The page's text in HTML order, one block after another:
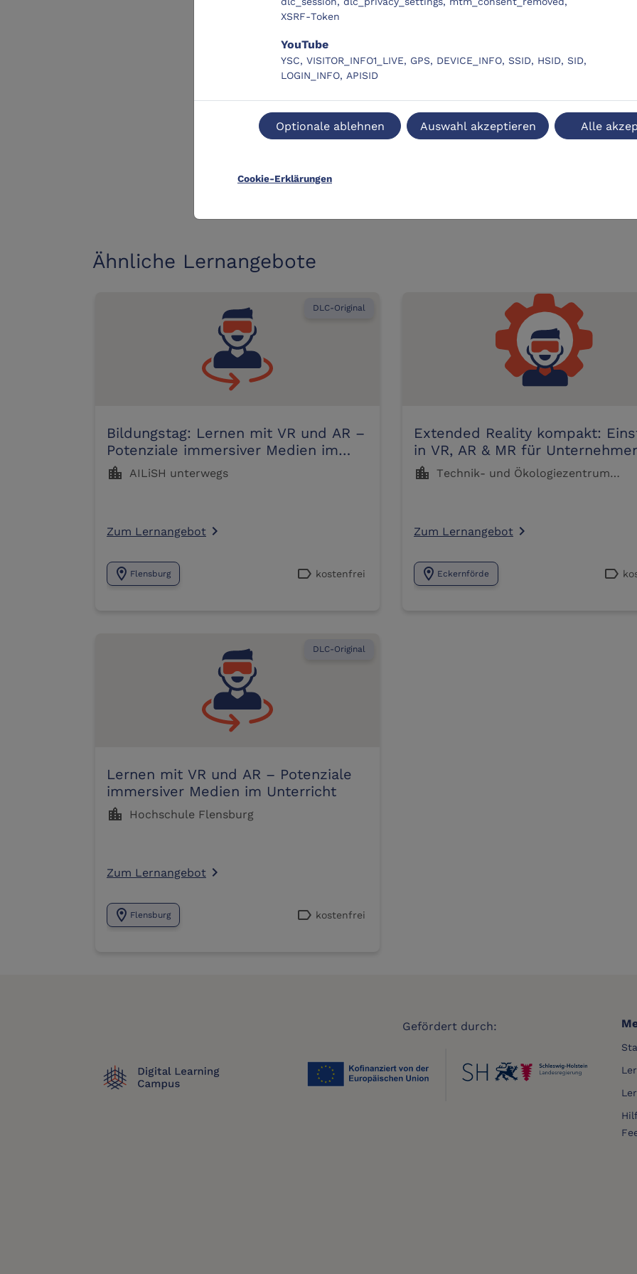
XSRF-Token
YouTube
YSC, VISITOR_INFO1_LIVE, GPS, DEVICE_INFO, SSID, HSID, SID,
LOGIN_INFO, APISID
Optionale ablehnen Auswahl akzeptieren Alle
Cookie-Erklärungen
Ähnliche Lernangebote
DLC-Original
Bildungstag: Lernen mit VR und AR –
Potenziale immersiver Medien im
Unterricht
location_city AILiSH unterwegs
Zum Lernangebot navigate_next
location_on Flensburg label kostenfrei
Extended Reality kompakt:
in VR, AR & MR für
location_city Technik- und Ökologiezentrum
Zum Lernangebot navigate_next
location_on Eckernförde label
DLC-Original
Lernen mit VR und AR – Potenziale
immersiver Medien im Unterricht
location_city Hochschule Flensburg
Zum Lernangebot navigate_next
location_on Flensburg label kostenfrei
Gefördert durch: